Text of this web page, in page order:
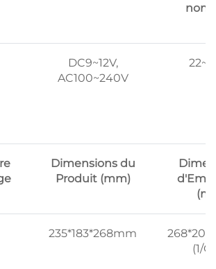
DC9~12V,
AC100~240V
Dimensions du
Produit (mm)
235*183*268mm
(1/